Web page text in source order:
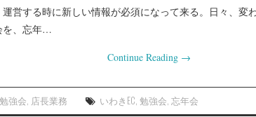
営する時に新しい情報が必須になって来る。日々、変
を、忘年…
Continue Reading →
勉強会 店長業務 いわきEC ,勉強会 ,忘年会